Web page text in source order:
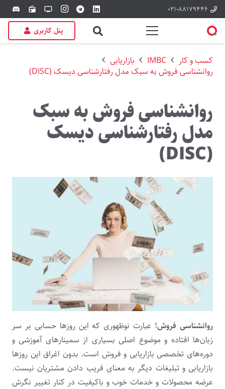
۰۲۱-۸۸۱۷۹۴۴۶ tv
radio
discord
پنل کاربری
کسب و کار IMBC
بازاریابی
روانشناسی فروش به سبک مدل رفتارشناسی دیسک (DISC)
روانشناسی فروش به سبک
مدل رفتارشناسی دیسک
(DISC)
روانشناسی فروش! عبارت نوظهوری که این روزها حسابی بر سر
زبان‌ها افتاده و موضوع اصلی بسیاری از سمینارهای آموزشی و
دوره‌های تخصصی بازاریابی و فروش است. بدون اغراق این روزها
بازاریابی و تبلیغات دیگر به معنای فریب دادن مشتریان نیست.
عرضه محصولات و خدمات خوب و باکیفیت در کنار تغییر نگرش